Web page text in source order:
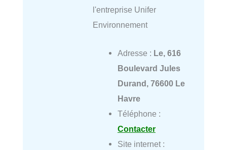
l'entreprise Unifer
Environnement
Adresse : Le, 616
Boulevard Jules
Durand, 76600 Le
Havre
Téléphone :
Contacter
Site internet :